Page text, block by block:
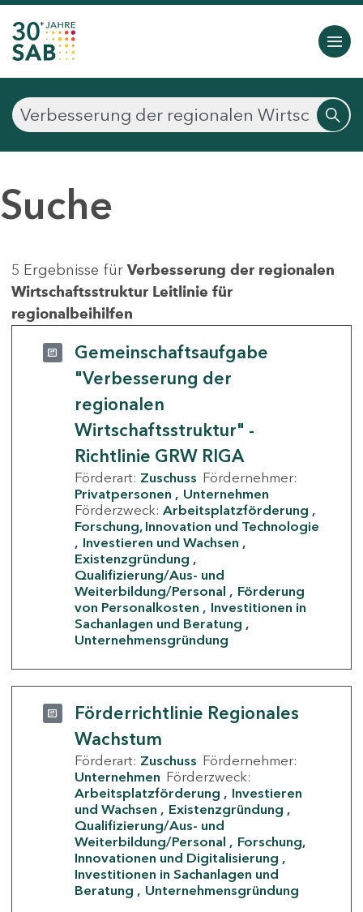
Suche
5 Ergebnisse für Verbesserung der regionalen
Wirtschaftsstruktur Leitlinie für
regionalbeihilfen
Gemeinschaftsaufgabe
"Verbesserung der
regionalen
Wirtschaftsstruktur" -
Richtlinie GRW RIGA
Förderart: Zuschuss Fördernehmer:
Privatpersonen
Unternehmen
Förderzweck: Arbeitsplatzförderung
Forschung, Innovation und Technologie
Investieren und Wachsen
Existenzgründung
Qualifizierung/Aus- und
Weiterbildung/Personal
Förderung
von Personalkosten
Investitionen in
Sachanlagen und Beratung
Unternehmensgründung
Förderrichtlinie Regionales
Wachstum
Förderart: Zuschuss Fördernehmer:
Unternehmen Förderzweck:
Arbeitsplatzförderung
Investieren
und Wachsen
Existenzgründung
Qualifizierung/Aus- und
Weiterbildung/Personal
Forschung,
Innovationen und Digitalisierung
Investitionen in Sachanlagen und
Beratung
Unternehmensgründung